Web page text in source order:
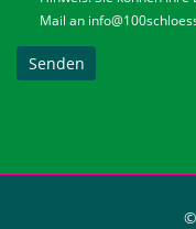
Mail an
Senden